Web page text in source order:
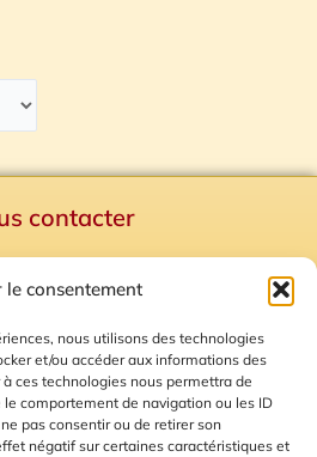
le consentement
nous utilisons des technologies
et/ou accéder aux informations des
ces technologies nous permettra de
comportement de navigation ou les ID
pas consentir ou de retirer son
négatif sur certaines caractéristiques et
contacter
Plan du site
des Cookies